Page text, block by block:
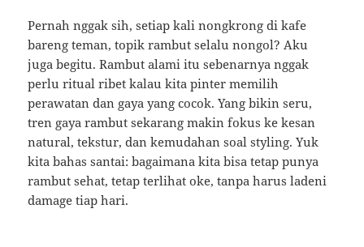
Pernah nggak sih, setiap kali nongkrong di kafe
bareng teman, topik rambut selalu nongol? Aku
juga begitu. Rambut alami itu sebenarnya nggak
perlu ritual ribet kalau kita pinter memilih
perawatan dan gaya yang cocok. Yang bikin seru,
tren gaya rambut sekarang makin fokus ke kesan
natural, tekstur, dan kemudahan soal styling. Yuk
kita bahas santai: bagaimana kita bisa tetap punya
rambut sehat, tetap terlihat oke, tanpa harus ladeni
damage tiap hari.